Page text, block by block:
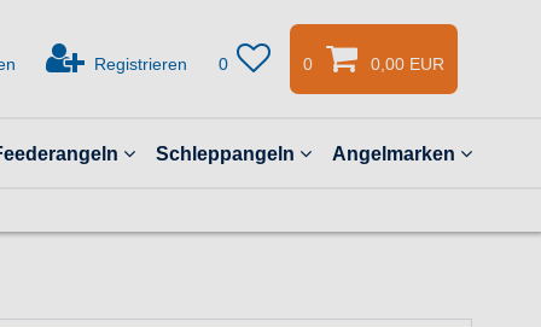
Registrieren 0 0 0,00 EUR
Schleppangeln Angelmarken